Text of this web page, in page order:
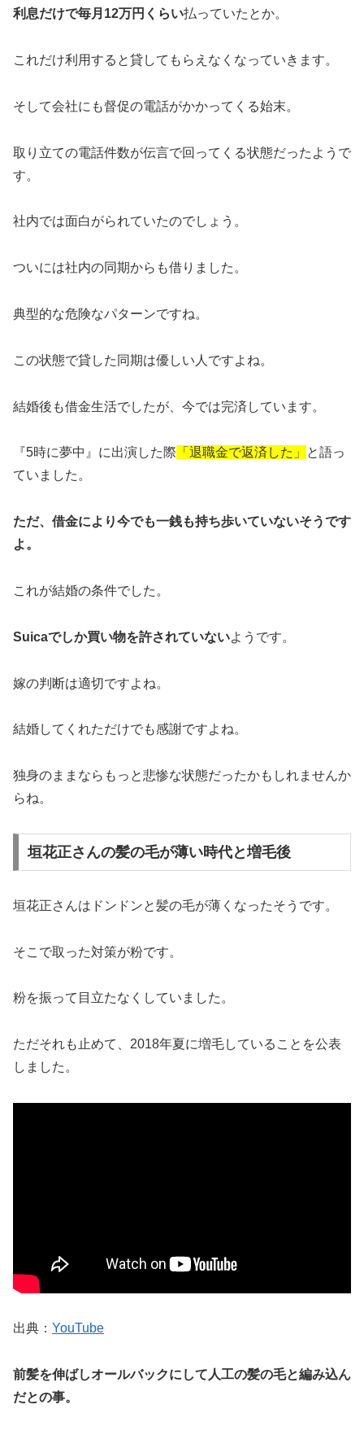
利息だけで毎月12万円くらい払っていたとか。
これだけ利用すると貸してもらえなくなっていきます。
そして会社にも督促の電話がかかってくる始末。
取り立ての電話件数が伝言で回ってくる状態だったようで
す。
社内では面白がられていたのでしょう。
ついには社内の同期からも借りました。
典型的な危険なパターンですね。
この状態で貸した同期は優しい人ですよね。
結婚後も借金生活でしたが、今では完済しています。
『5時に夢中』に出演した際 「退職金で返済した」
と語っ
ていました。
ただ、借金により今でも一銭も持ち歩いていないそうです
よ。
これが結婚の条件でした。
Suicaでしか買い物を許されていないようです。
嫁の判断は適切ですよね。
結婚してくれただけでも感謝ですよね。
独身のままならもっと悲惨な状態だったかもしれませんか
らね。
垣花正さんの髪の毛が薄い時代と増毛後
垣花正さんはドンドンと髪の毛が薄くなったそうです。
そこで取った対策が粉です。
粉を振って目立たなくしていました。
ただそれも止めて、2018年夏に増毛していることを公表
しました。
出典： YouTube
前髪を伸ばしオールバックにして人工の髪の毛と編み込ん
だとの事。